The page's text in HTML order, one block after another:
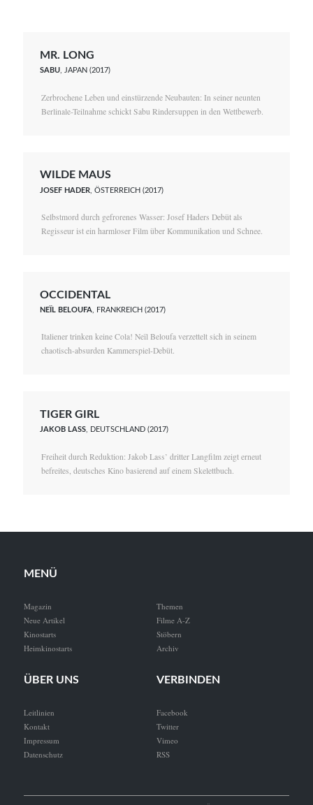
MR. LONG
SABU, JAPAN (2017)
Zerbrochene Leben und einstürzende Neubauten: In seiner neunten
Berlinale-Teilnahme schickt Sabu Rindersuppen in den Wettbewerb.
WILDE MAUS
JOSEF HADER , ÖSTERREICH (2017)
Selbstmord durch gefrorenes Wasser: Josef Haders Debüt als
Regisseur ist ein harmloser Film über Kommunikation und Schnee.
OCCIDENTAL
NEÏL BELOUFA , FRANKREICH (2017)
Italiener trinken keine Cola! Neïl Beloufa verzettelt sich in seinem
chaotisch-absurden Kammerspiel-Debüt.
TIGER GIRL
JAKOB LASS, DEUTSCHLAND (2017)
Freiheit durch Reduktion: Jakob Lass’ dritter Langfilm zeigt erneut
befreites, deutsches Kino basierend auf einem Skelettbuch.
MENÜ
Magazin
Neue Artikel
Kinostarts
Heimkinostarts
Themen
Filme A-Z
Stöbern
Archiv
ÜBER UNS
Leitlinien
Kontakt
Impressum
Datenschutz
VERBINDEN
Facebook
Twitter
Vimeo
RSS